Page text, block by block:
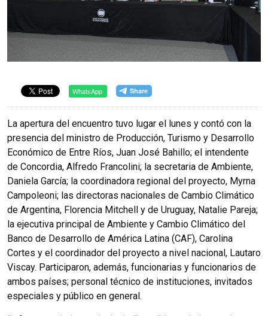
WhatsApp
La apertura del encuentro tuvo lugar el lunes y contó con la
presencia del ministro de Producción, Turismo y Desarrollo
Económico de Entre Ríos, Juan José Bahillo; el intendente
de Concordia, Alfredo Francolini; la secretaria de Ambiente,
Daniela García; la coordinadora regional del proyecto, Myrna
Campoleoni; las directoras nacionales de Cambio Climático
de Argentina, Florencia Mitchell y de Uruguay, Natalie Pareja;
la ejecutiva principal de Ambiente y Cambio Climático del
Banco de Desarrollo de América Latina (CAF), Carolina
Cortes y el coordinador del proyecto a nivel nacional, Lautaro
Viscay. Participaron, además, funcionarias y funcionarios de
ambos países; personal técnico de instituciones, invitados
especiales y público en general.